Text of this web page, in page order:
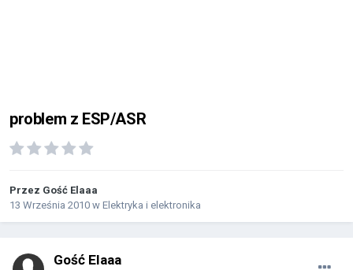
problem z ESP/ASR
Przez Gość Elaaa
13 Września 2010 w Elektryka i elektronika
Gość Elaaa